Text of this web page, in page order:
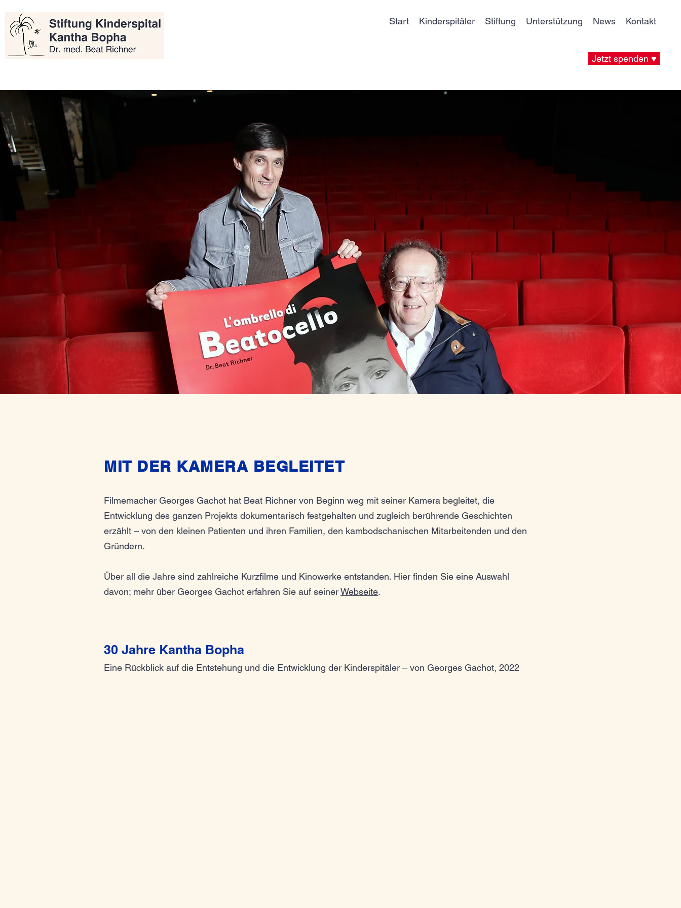
Jetzt spenden ♥
Start Kinderspitäler Stiftung Unterstützung News Kontakt
MIT DER KAMERA BEGLEITET
Filmemacher Georges Gachot hat Beat Richner von Beginn weg mit seiner Kamera begleitet, die
Entwicklung des ganzen Projekts dokumentarisch festgehalten und zugleich berührende Geschichten
erzählt – von den kleinen Patienten und ihren Familien, den kambodschanischen Mitarbeitenden und den
Gründern.
Über all die Jahre sind zahlreiche Kurzfilme und Kinowerke entstanden. Hier finden Sie eine Auswahl
davon; mehr über Georges Gachot erfahren Sie auf seinerWebseite.
30 Jahre Kantha Bopha
Eine Rückblick auf die Entstehung und die Entwicklung der Kinderspitäler – von Georges Gachot, 2022